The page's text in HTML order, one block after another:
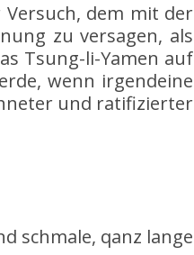
Versuch, dem mit der
zu versagen, als
Tsung-li-Yamen auf
wenn irgendeine
und ratifizierter
schmale, qanz lange